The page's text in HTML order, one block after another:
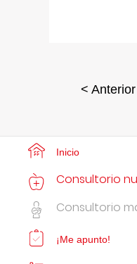
< Anterior
Inicio
Consultorio
Consultorio
¡Me apunto!